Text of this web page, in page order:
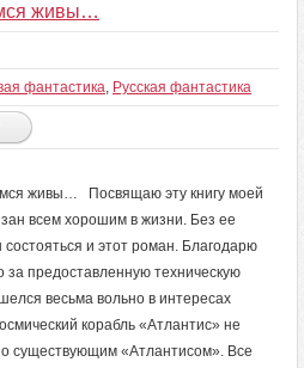
живы…
фантастика, Русская фантастика
живы… Посвящаю эту книгу моей
всем хорошим в жизни. Без ее
и этот роман. Благодарю
предоставленную техническую
весьма вольно в интересах
корабль «Атлантис» не
существующим «Атлантисом». Все